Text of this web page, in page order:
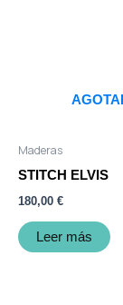
Maderas
STITCH ELVIS
180,00 €
Leer más